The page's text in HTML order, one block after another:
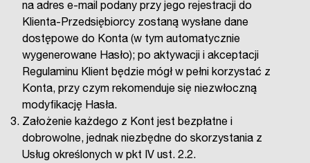
na adres e-mail podany przy jego rejestracji do
Klienta-Przedsiębiorcy zostaną wysłane dane
dostępowe do Konta (w tym automatycznie
wygenerowane Hasło); po aktywacji i akceptacji
Regulaminu Klient będzie mógł w pełni korzystać z
Konta, przy czym rekomenduje się niezwłoczną
modyfikację Hasła.
Założenie każdego z Kont jest bezpłatne i
dobrowolne, jednak niezbędne do skorzystania z
Usług określonych w pkt IV ust. 2.2.